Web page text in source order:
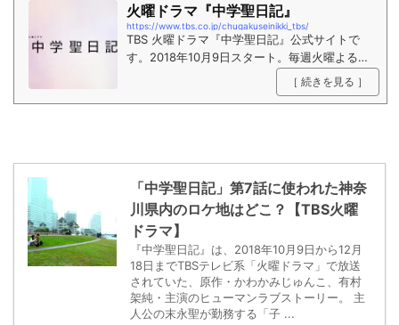
火曜ドラマ『中学聖日記』
https://www.tbs.co.jp/chugakuseinikki_tbs/
TBS 火曜ドラマ『中学聖日記』公式サイトで
す。2018年10月9日スタート。毎週火曜よる10
［ 続きを見る ］
「中学聖日記」第7話に使われた神奈
川県内のロケ地はどこ？【TBS火曜
ドラマ】
『中学聖日記』は、2018年10月9日から12月
18日までTBSテレビ系「火曜ドラマ」で放送
されていた、原作・かわかみじゅんこ、有村
架純・主演のヒューマンラブストーリー。 主
人公の末永聖が勤務する「子 ...